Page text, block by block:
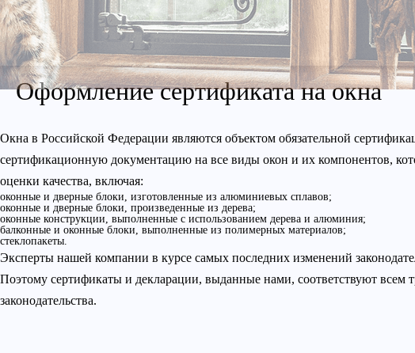
Оформление сертификата на окна
Окна в Российской Федерации являются объектом обязательной
сертификационную документацию на все виды окон и их компонентов,
оценки качества, включая:
оконные и дверные блоки, изготовленные из алюминиевых сплавов;
оконные и дверные блоки, произведенные из дерева;
оконные конструкции, выполненные с использованием дерева и алюминия;
балконные и оконные блоки, выполненные из полимерных материалов;
стеклопакеты.
Эксперты нашей компании в курсе самых последних изменений
Поэтому сертификаты и декларации, выданные нами, соответствуют всем
законодательства.